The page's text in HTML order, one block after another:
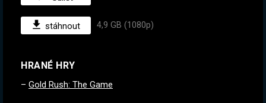
stáhnout 4,9 GB (1080p)
HRANÉ HRY
Gold Rush: The Game